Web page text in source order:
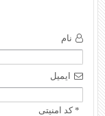
نام
ایمیل
* کد امنیتی